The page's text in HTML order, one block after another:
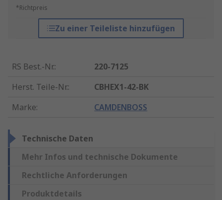
*Richtpreis
Zu einer Teileliste hinzufügen
RS Best.-Nr.:
220-7125
Herst. Teile-Nr.:
CBHEX1-42-BK
Marke: CAMDENBOSS
Technische Daten
Mehr Infos und technische Dokumente
Rechtliche Anforderungen
Produktdetails